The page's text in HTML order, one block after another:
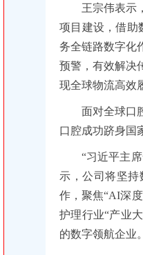
王宗伟表示
项目建设，借助
务全链路数字化
预警，有效解决
现全球物流高效
面对全球口
口腔成功跻身国
“习近平主
示，公司将坚
作，聚焦“AI深
护理行业“产业
的数字领航企业